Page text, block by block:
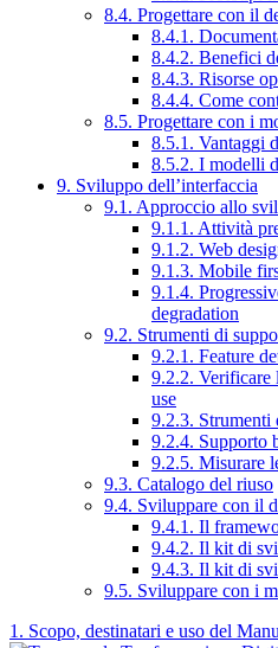
8.4. Progettare con il
8.4.1.
8.4.2. Benefici
8.4.3. Risorse
8.4.4. Come
8.5. Progettare con i
8.5.1. Vantaggi
8.5.2. I modelli
9. Sviluppo dell’interfaccia
9.1. Approccio allo
9.1.1. Attività
9.1.2. Web
9.1.3. Mobile
9.1.4.
degradation
9.2. Strumenti di
9.2.1. Feature
9.2.2. Verificare
use
9.2.3. Strumenti
9.2.4. Supporto
9.2.5. Misurare
9.3. Catalogo del riuso
9.4. Sviluppare con il
9.4.1. Il
9.4.2. Il kit di
9.4.3. Il kit di
9.5. Sviluppare con i
1. Scopo, destinatari e uso del